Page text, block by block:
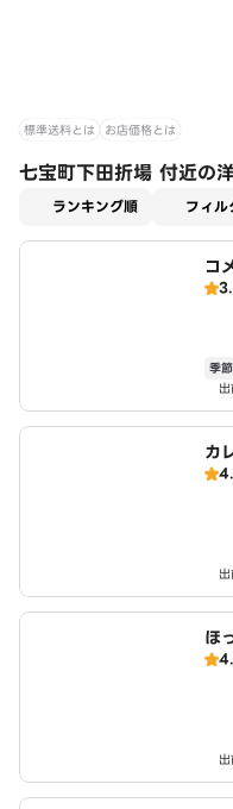
標準送料とは お店価格とは
七宝町下田折場 付近の
ランキング順 フィル
コ
季
カ
D
ほ